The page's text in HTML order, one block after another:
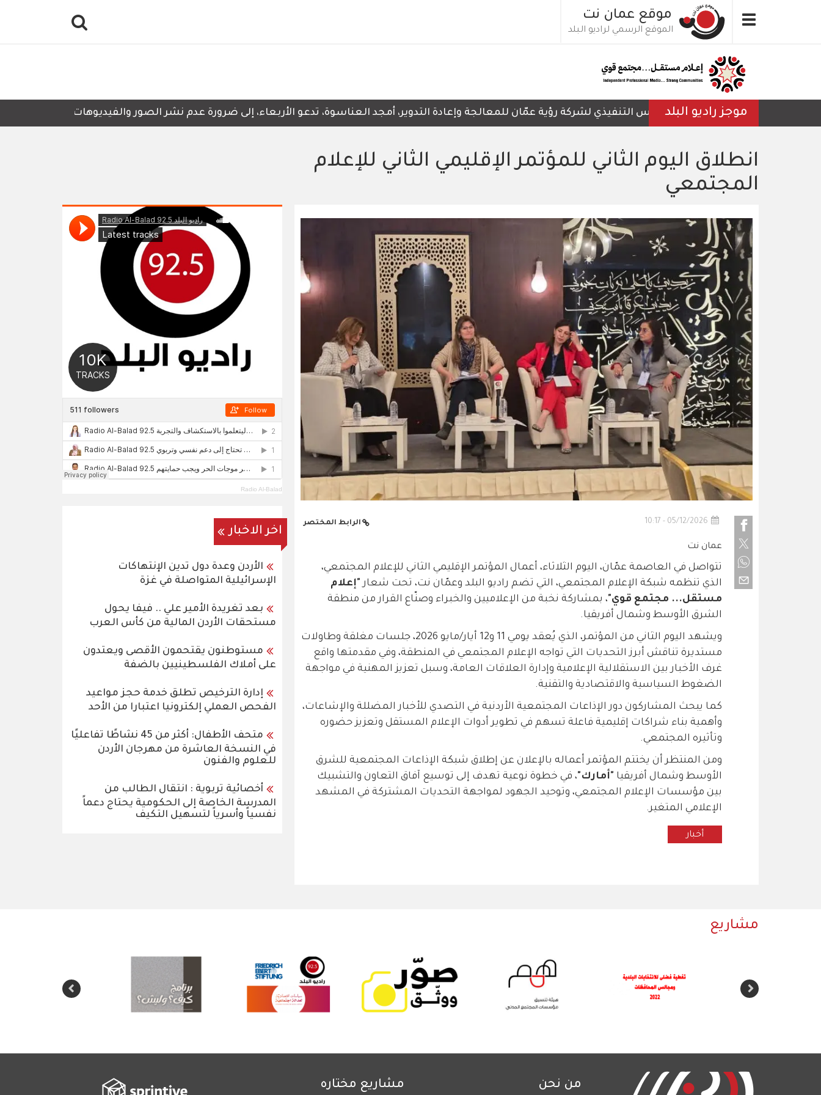
Toggle
navigation
موقع عمان نت
الموقع الرسمي لراديو البلد
موجز راديو البلدالرئيس التنفيذي لشركة رؤية عمّان للمعالجة وإعادة التدوير، أمجد العناسوة، تدعو الأربعاء، إلى ضرورة عدم نشر الصور والفيديوهات التي لا تحتوي
انطلاق اليوم الثاني للمؤتمر الإقليمي الثاني للإعلام
المجتمعي
05/12/2026 - 10:17 الرابط المختصر
عمان نت
تتواصل في العاصمة عمّان، اليوم الثلاثاء، أعمال المؤتمر الإقليمي الثاني للإعلام المجتمعي،
الذي تنظمه شبكة الإعلام المجتمعي، التي تضم راديو البلد وعمّان نت، تحت شعار"إعلام
مستقل... مجتمع قوي"، بمشاركة نخبة من الإعلاميين والخبراء وصنّاع القرار من منطقة
الشرق الأوسط وشمال أفريقيا.
ويشهد اليوم الثاني من المؤتمر، الذي يُعقد يومي 11 و12 أيار/مايو 2026، جلسات مغلقة وطاولات
مستديرة تناقش أبرز التحديات التي تواجه الإعلام المجتمعي في المنطقة، وفي مقدمتها واقع
غرف الأخبار بين الاستقلالية الإعلامية وإدارة العلاقات العامة، وسبل تعزيز المهنية في مواجهة
الضغوط السياسية والاقتصادية والتقنية.
كما يبحث المشاركون دور الإذاعات المجتمعية الأردنية في التصدي للأخبار المضللة والإشاعات،
وأهمية بناء شراكات إقليمية فاعلة تسهم في تطوير أدوات الإعلام المستقل وتعزيز حضوره
وتأثيره المجتمعي.
ومن المنتظر أن يختتم المؤتمر أعماله بالإعلان عن إطلاق شبكة الإذاعات المجتمعية للشرق
الأوسط وشمال أفريقيا "أمارك"، في خطوة نوعية تهدف إلى توسيع آفاق التعاون والتشبيك
بين مؤسسات الإعلام المجتمعي، وتوحيد الجهود لمواجهة التحديات المشتركة في المشهد
الإعلامي المتغير.
أخبار
Radio Al-Balad
اخر الاخبار
الأردن وعدة دول تدين الإنتهاكات
الإسرائيلية المتواصلة في غزة
بعد تغريدة الأمير علي .. فيفا يحول
مستحقات الأردن المالية من كأس العرب
مستوطنون يقتحمون الأقصى ويعتدون
على أملاك الفلسطينيين بالضفة
إدارة الترخيص تطلق خدمة حجز مواعيد
الفحص العملي إلكترونيا اعتبارا من الأحد
متحف الأطفال: أكثر من 45 نشاطًا تفاعليًا
في النسخة العاشرة من مهرجان الأردن
للعلوم والفنون
أخصائية تربوية : انتقال الطالب من
المدرسة الخاصة إلى الحكومية يحتاج دعماً
نفسياً وأسرياً لتسهيل التكيف
مشاريع
من نحن مشاريع مختاره